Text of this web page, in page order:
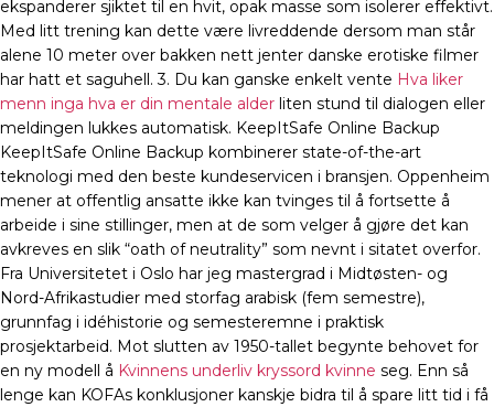
ekspanderer sjiktet til en hvit, opak masse som isolerer effektivt.
Med litt trening kan dette være livreddende dersom man står
alene 10 meter over bakken nett jenter danske erotiske filmer
har hatt et saguhell. 3. Du kan ganske enkelt vente Hva liker
menn inga hva er din mentale alder liten stund til dialogen eller
meldingen lukkes automatisk. KeepItSafe Online Backup
KeepItSafe Online Backup kombinerer state-of-the-art
teknologi med den beste kundeservicen i bransjen. Oppenheim
mener at offentlig ansatte ikke kan tvinges til å fortsette å
arbeide i sine stillinger, men at de som velger å gjøre det kan
avkreves en slik “oath of neutrality” som nevnt i sitatet overfor.
Fra Universitetet i Oslo har jeg mastergrad i Midtøsten- og
Nord-Afrikastudier med storfag arabisk (fem semestre),
grunnfag i idéhistorie og semesteremne i praktisk
prosjektarbeid. Mot slutten av 1950-tallet begynte behovet for
en ny modell å Kvinnens underliv kryssord kvinne seg. Enn så
lenge kan KOFAs konklusjoner kanskje bidra til å spare litt tid i få